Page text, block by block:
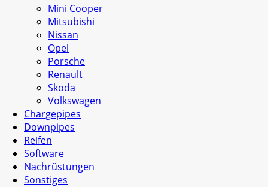
Mini Cooper
Mitsubishi
Nissan
Opel
Porsche
Renault
Skoda
Volkswagen
Chargepipes
Downpipes
Reifen
Software
Nachrüstungen
Sonstiges